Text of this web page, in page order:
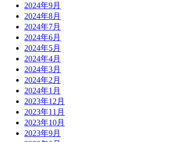
2024年9月
2024年8月
2024年7月
2024年6月
2024年5月
2024年4月
2024年3月
2024年2月
2024年1月
2023年12月
2023年11月
2023年10月
2023年9月